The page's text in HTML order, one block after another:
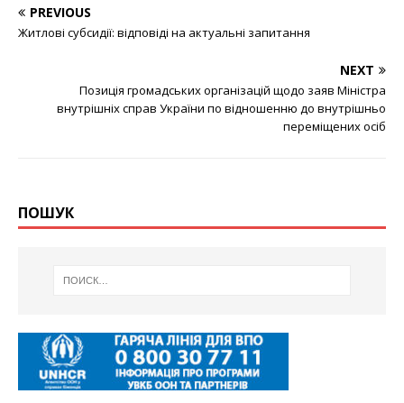
PREVIOUS
Житлові субсидії: відповіді на актуальні запитання
NEXT
Позиція громадських організацій щодо заяв Міністра
внутрішніх справ України по відношенню до внутрішньо
переміщених осіб
ПОШУК